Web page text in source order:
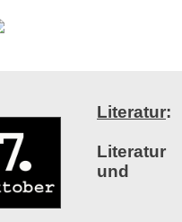
Literatur:
Literatur
und